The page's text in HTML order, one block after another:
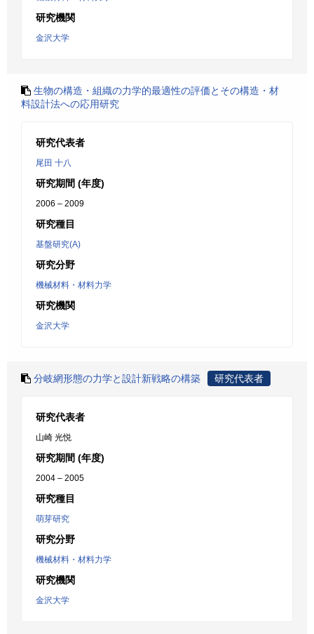
研究機関
金沢大学
生物の構造・組織の力学的最適性の評価とその構造・材
料設計法への応用研究
研究代表者
尾田 十八
研究期間 (年度)
2006 – 2009
研究種目
基盤研究(A)
研究分野
機械材料・材料力学
研究機関
金沢大学
分岐網形態の力学と設計新戦略の構築 研究代表者
研究代表者
山崎 光悦
研究期間 (年度)
2004 – 2005
研究種目
萌芽研究
研究分野
機械材料・材料力学
研究機関
金沢大学